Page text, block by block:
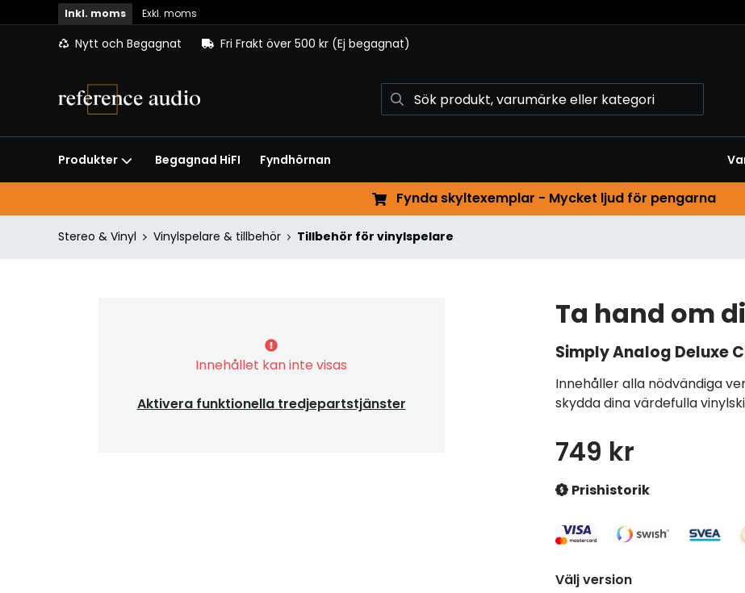
Inkl. moms Exkl. moms
Nytt och Begagnat Fri Frakt över 500 kr (Ej begagnat)
Produkter Begagnad HiFI Fyndhörnan
Fynda skyltexemplar - Mycket ljud för pengarna
Stereo & Vinyl Vinylspelare & tillbehör Tillbehör för vinylspelare
Innehållet kan inte visas
Aktivera funktionella tredjepartstjänster
Ta hand om
Simply Analog Deluxe
Innehåller alla nödvändiga
skydda dina värdefulla
749 kr
Prishistorik
Välj version